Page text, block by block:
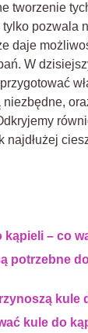
tworzenie
pozwala
daje
W
niezbędne,
kąpieli – co
potrzebne
kule
kule do